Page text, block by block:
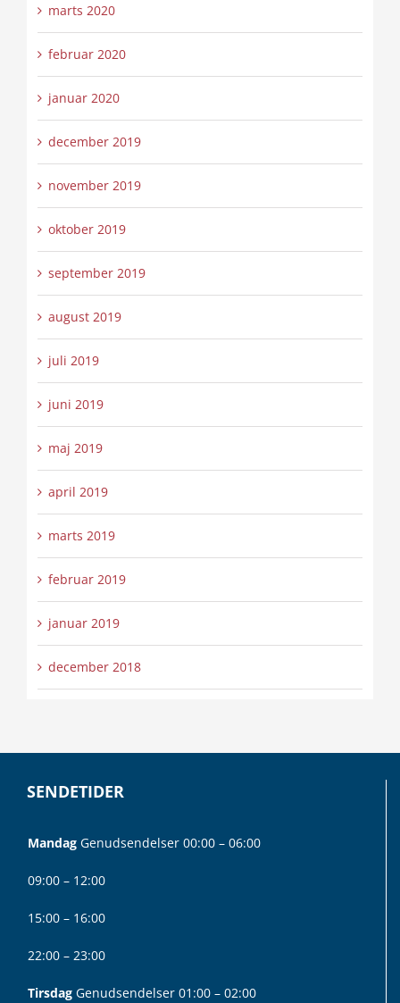
marts 2020
februar 2020
januar 2020
december 2019
november 2019
oktober 2019
september 2019
august 2019
juli 2019
juni 2019
maj 2019
april 2019
marts 2019
februar 2019
januar 2019
december 2018
SENDETIDER
Mandag Genudsendelser 00:00 – 06:00
09:00 – 12:00
15:00 – 16:00
22:00 – 23:00
Tirsdag Genudsendelser 01:00 – 02:00